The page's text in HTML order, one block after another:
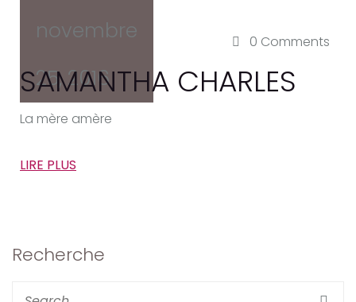
Decobulle
novembre
25, 2016
0 Comments
SAMANTHA CHARLES
La mère amère
LIRE PLUS
Recherche